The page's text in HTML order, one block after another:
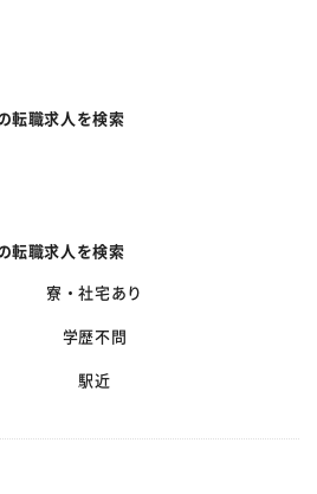
転職求人を検索
転職求人を検索
寮・社宅あり
学歴不問
駅近